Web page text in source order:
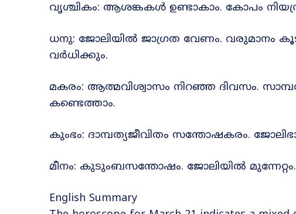
വൃശ്ചികം: ആശങ്കകൾ ഉണ്ടാകാം. കോപം
ധനു: ജോലിയിൽ ജാഗ്രത വേണം. വരുമാനം
വർധിക്കും.
മകരം: ആത്മവിശ്വാസം നിറഞ്ഞ ദിവസം.
കണ്ടെത്താം.
കുംഭം: ദാമ്പത്യജീവിതം സന്തോഷകരം.
മീനം: കുടുംബസന്തോഷം. ജോലിയിൽ
English Summary